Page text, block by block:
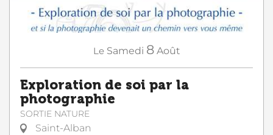
Le Samedi 8 Août
Exploration de soi par la
photographie
SORTIE NATURE
Saint-Alban